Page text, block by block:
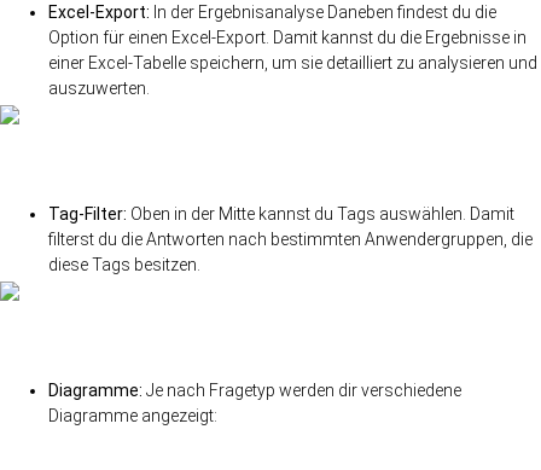
Excel-Export: In der Ergebnisanalyse Daneben findest du die
Option für einen Excel-Export. Damit kannst du die Ergebnisse in
einer Excel-Tabelle speichern, um sie detailliert zu analysieren und
auszuwerten.
Tag-Filter: Oben in der Mitte kannst du Tags auswählen. Damit
filterst du die Antworten nach bestimmten Anwendergruppen, die
diese Tags besitzen.
Diagramme: Je nach Fragetyp werden dir verschiedene
Diagramme angezeigt: